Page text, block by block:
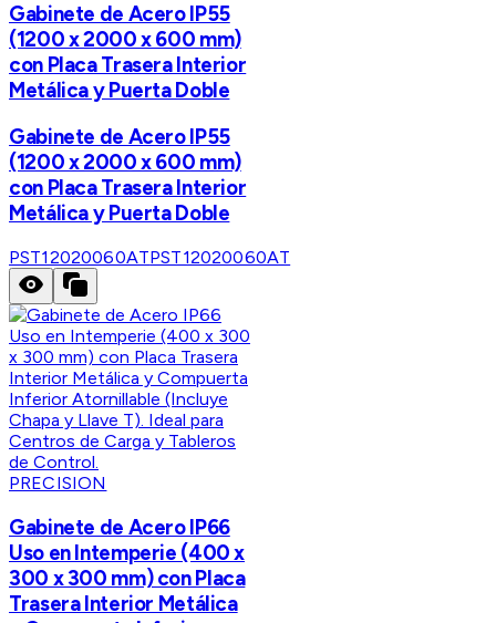
Gabinete de Acero IP55
(1200 x 2000 x 600 mm)
con Placa Trasera Interior
Metálica y Puerta Doble
Gabinete de Acero IP55
(1200 x 2000 x 600 mm)
con Placa Trasera Interior
Metálica y Puerta Doble
PST12020060ATPST12020060AT
PRECISION
Gabinete de Acero IP66
Uso en Intemperie (400 x
300 x 300 mm) con Placa
Trasera Interior Metálica